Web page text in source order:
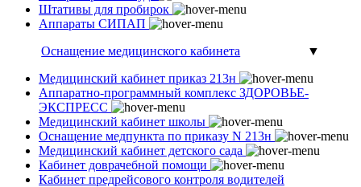
Штативы для пробирок
Аппараты СИПАП
Оснащение медицинского кабинета
▼
Медицинский кабинет приказ 213н
Аппаратно-программный комплекс ЗДОРОВЬЕ-
ЭКСПРЕСС
Медицинский кабинет школы
Оснащение медпункта по приказу N 213н
Медицинский кабинет детского сада
Кабинет доврачебной помощи
Кабинет предрейсового контроля водителей